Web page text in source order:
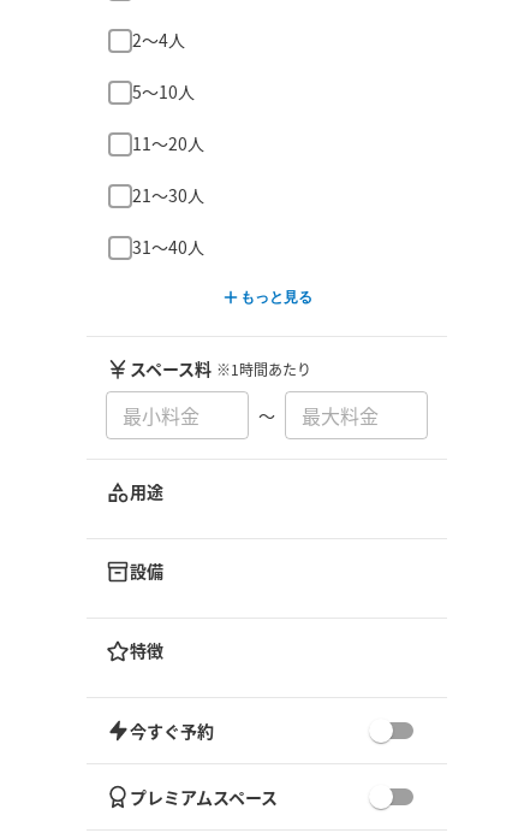
2〜4人
5〜10人
11〜20人
21〜30人
31〜40人
もっと見る
スペース料 ※1時間あたり
〜
用途
設備
特徴
今すぐ予約
プレミアムスペース